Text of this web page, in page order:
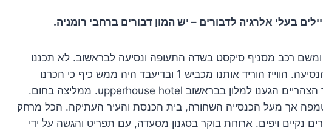
בעלי אלרגיה לדבורים – יש המון דבורים ברחבי רומניה.
רכב מסניף סיקסט בשדה התעופה ונסיעה לבראשוב. לא תכננו
ליום זה כלום ופשוט זרמנו עם הנסיעה. הווייז הוריד אותנו מכביש 1 ובדיעבד היה ממש כיף כי הכרנו
כפרים ונופים יפים. בשעות אחר הצהריים הגענו למלון בבראשוב upperhouse hotel. ממליצה בחום.
אך מעל הכנסייה השחורה, בית הכנסת והעיר העתיקה. הכל מרחק
נקיים ויפים. ארוחת בוקר בסגנון מסעדה, עם תפריט והגשה על ידי